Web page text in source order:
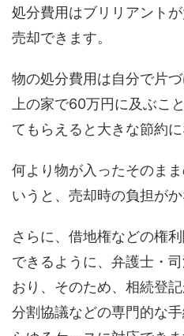
処分費用はブリリアント
売却できます。
物の処分費用は自分で片
上の家で60万円に及ぶこ
てもらえると大きな節約に
何より物が入ったそのま
いうと、売却時の負担がか
さらに、借地権などの権
できるように、弁護士・
おり、そのため、相続登
分割協議などの専門的な